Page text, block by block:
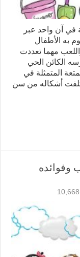
في آن واحد عبر
به الأطفال
مهما تعددت
الكائن الحي
المتمثلة في
أشكاله من سن
وفوائده
10,668